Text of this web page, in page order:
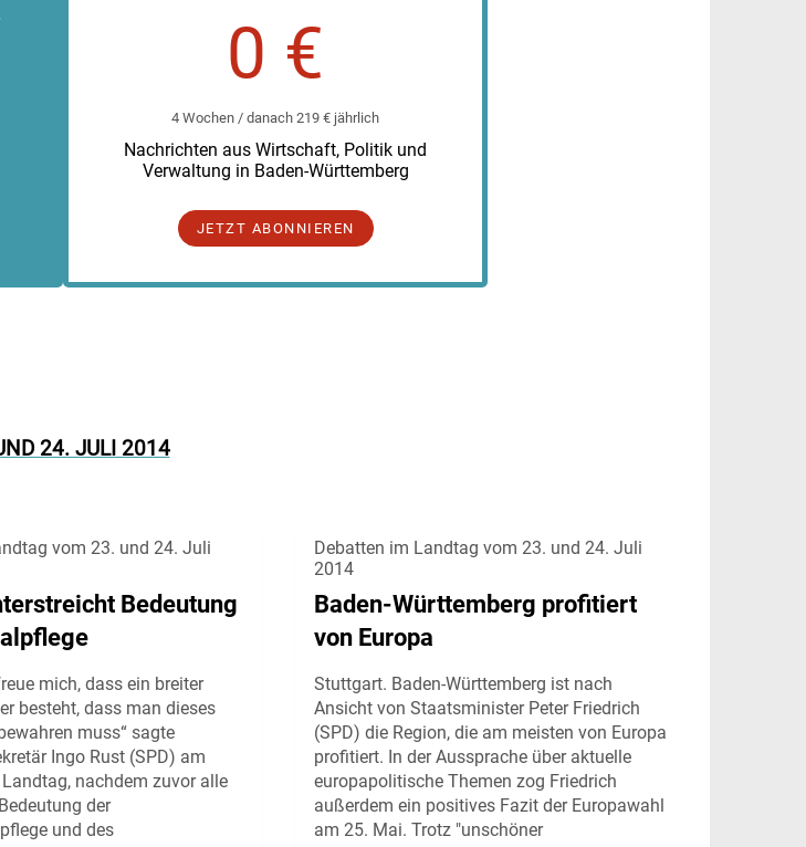
0 €
4 Wochen / danach 219 € jährlich
Nachrichten aus Wirtschaft, Politik und
Verwaltung in Baden-Württemberg
JETZT ABONNIEREN
24. JULI 2014
vom 23. und 24. Juli
Bedeutung
mich, dass ein breiter
besteht, dass man dieses
muss“ sagte
Ingo Rust (SPD) am
nachdem zuvor alle
der
und des
Debatten im Landtag vom 23. und 24. Juli
2014
Baden-Württemberg profitiert
von Europa
Stuttgart. Baden-Württemberg ist nach
Ansicht von Staatsminister Peter Friedrich
(SPD) die Region, die am meisten von Europa
profitiert. In der Aussprache über aktuelle
europapolitische Themen zog Friedrich
außerdem ein positives Fazit der Europawahl
am 25. Mai. Trotz "unschöner